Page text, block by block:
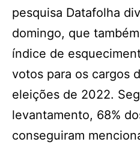
pesquisa Datafolha
domingo, que
índice de
votos para os cargos
eleições de 2022.
levantamento, 68%
conseguiram